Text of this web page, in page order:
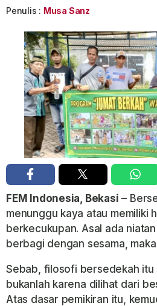
Penulis : Musa Sanz
FEM Indonesia, Bekasi –
menunggu kaya atau memiliki
berkecukupan. Asal ada
berbagi dengan sesama,
Sebab, filosofi bersedekah itu
bukanlah karena dilihat dari
Atas dasar pemikiran itu,